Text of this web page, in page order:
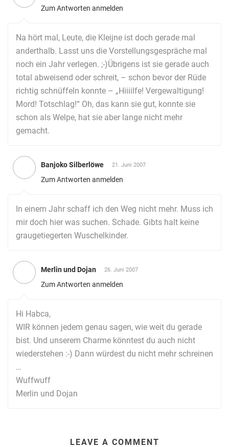
Zum Antworten anmelden
Na hört mal, Leute, die Kleijne ist doch gerade mal
anderthalb. Lasst uns die Vorstellungsgespräche mal
noch ein Jahr verlegen. ;-)Übrigens ist sie gerade auch
total abweisend oder schreit, – schon bevor der Rüde
richtig schnüffeln konnte – „Hiiiilfe! Vergewaltigung!
Mord! Totschlag!“ Oh, das kann sie gut, konnte sie
schon als Welpe, hat sie aber lange nicht mehr
gemacht.
Banjoko Silberlöwe 21. Juni 2007
Zum Antworten anmelden
In einem Jahr schaff ich den Weg nicht mehr. Muss ich
mir doch hier was suchen. Schade. Gibts halt keine
graugetiegerten Wuschelkinder.
Merlin und Dojan 26. Juni 2007
Zum Antworten anmelden
Hi Habca,
WIR können jedem genau sagen, wie weit du gerade
bist. Und unserem Charme könntest du auch nicht
wiederstehen :-) Dann würdest du nicht mehr schreinen
…
Wuffwuff
Merlin und Dojan
LEAVE A COMMENT